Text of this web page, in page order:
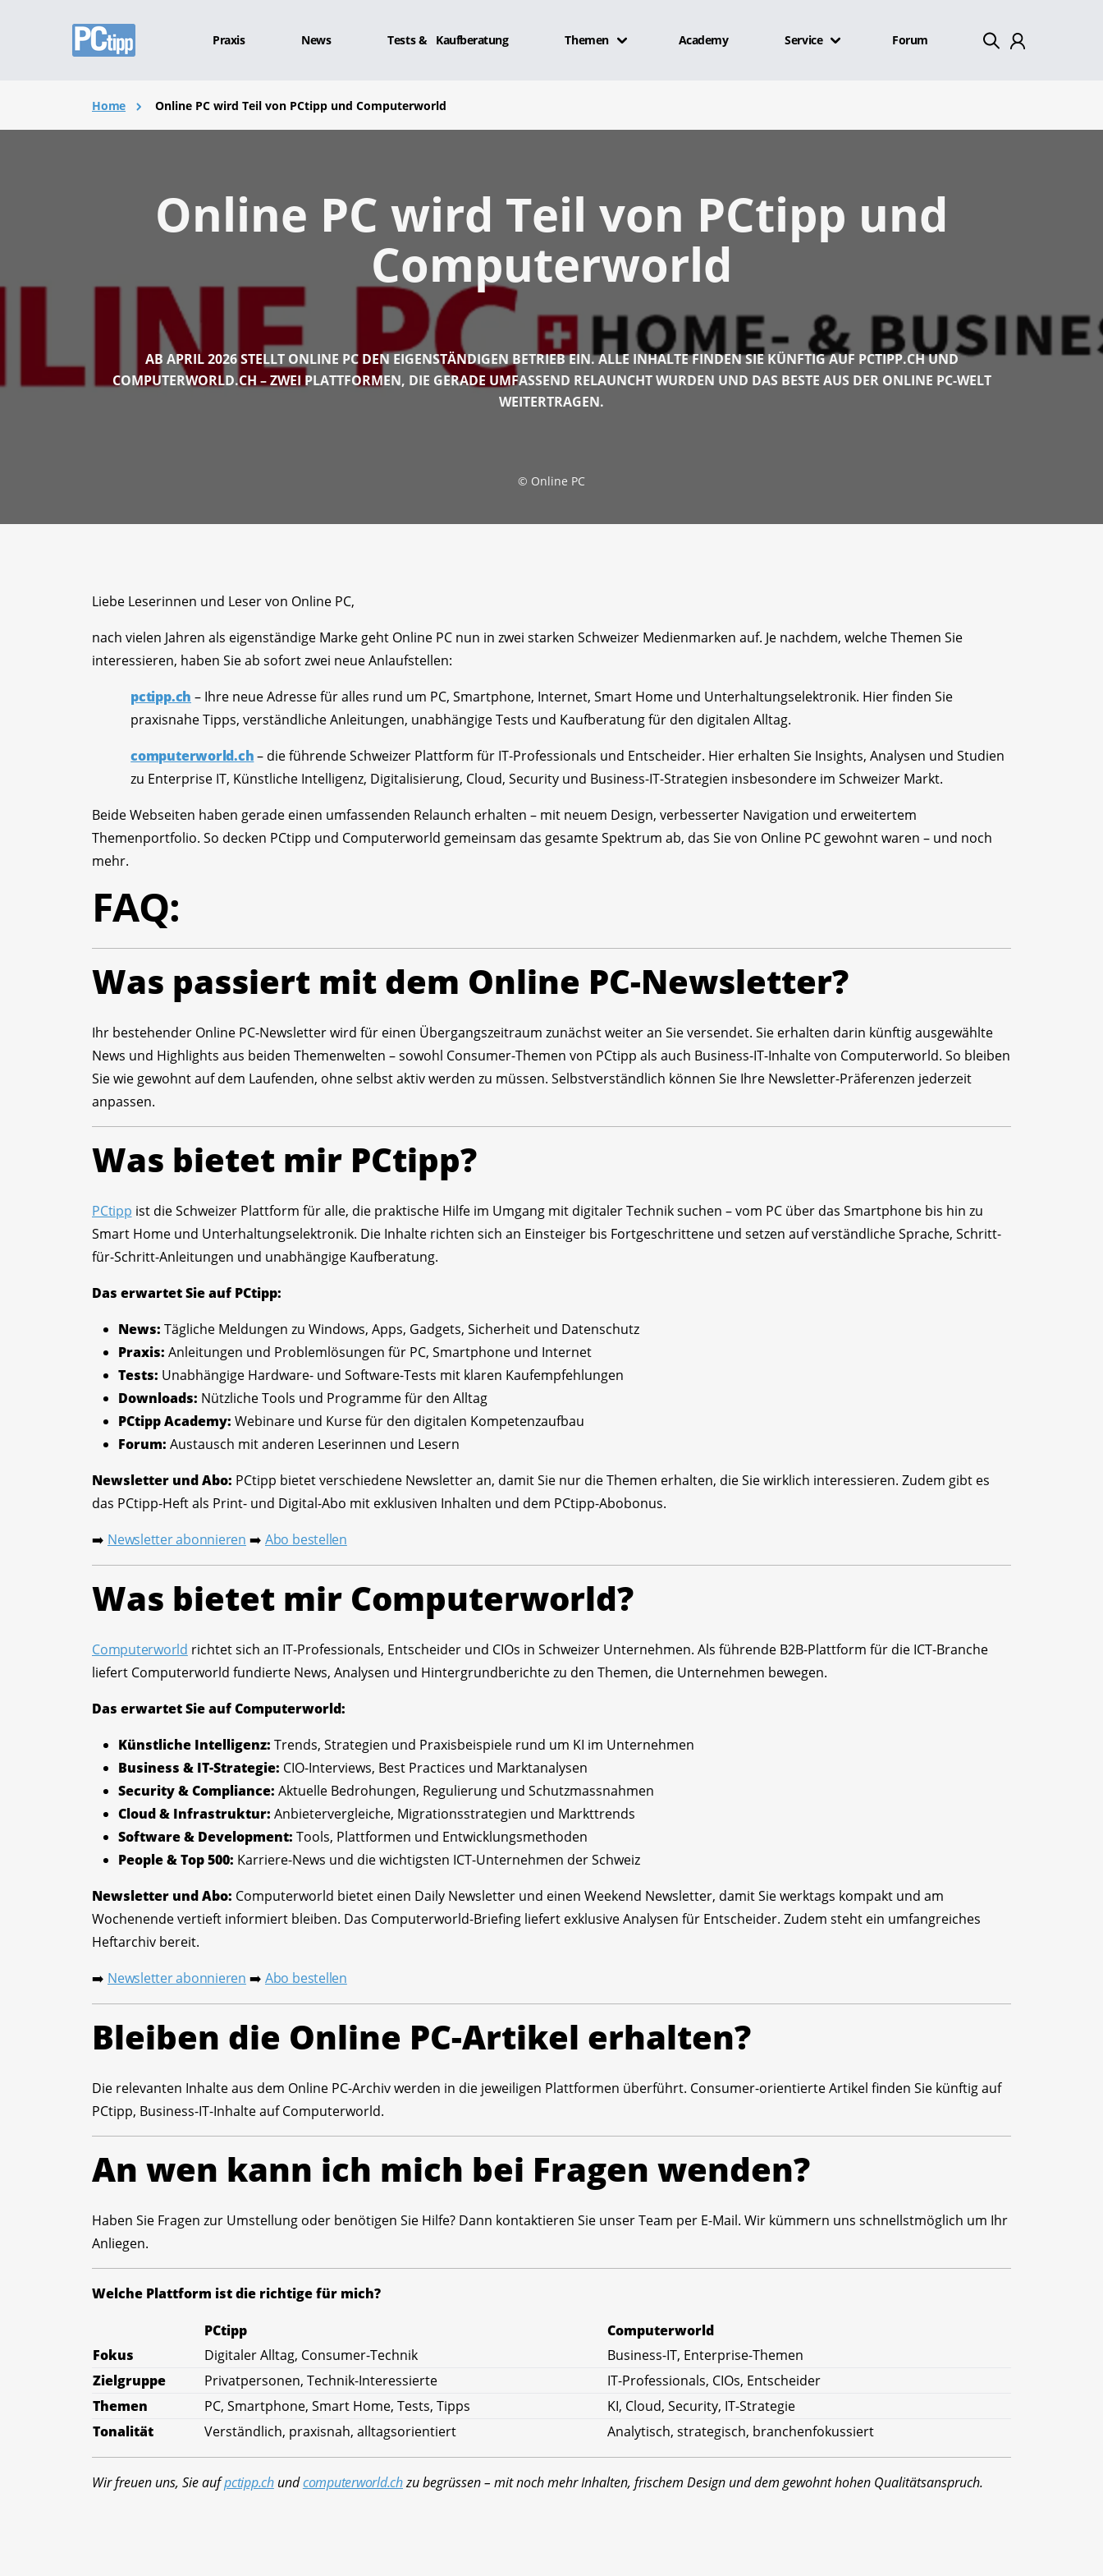
Praxis News Tests & Kaufberatung Themen Academy Service Forum
Home Online PC wird Teil von PCtipp und Computerworld
Online PC wird Teil von PCtipp und
Computerworld
AB APRIL 2026 STELLT ONLINE PC DEN EIGENSTÄNDIGEN BETRIEB EIN. ALLE INHALTE FINDEN SIE KÜNFTIG AUF PCTIPP.CH UND
COMPUTERWORLD.CH – ZWEI PLATTFORMEN, DIE GERADE UMFASSEND RELAUNCHT WURDEN UND DAS BESTE AUS DER ONLINE PC-WELT
WEITERTRAGEN.
© Online PC
Liebe Leserinnen und Leser von Online PC,
nach vielen Jahren als eigenständige Marke geht Online PC nun in zwei starken Schweizer Medienmarken auf. Je nachdem, welche Themen Sie
interessieren, haben Sie ab sofort zwei neue Anlaufstellen:
pctipp.ch – Ihre neue Adresse für alles rund um PC, Smartphone, Internet, Smart Home und Unterhaltungselektronik. Hier finden Sie
praxisnahe Tipps, verständliche Anleitungen, unabhängige Tests und Kaufberatung für den digitalen Alltag.
computerworld.ch– die führende Schweizer Plattform für IT-Professionals und Entscheider. Hier erhalten Sie Insights, Analysen und Studien
zu Enterprise IT, Künstliche Intelligenz, Digitalisierung, Cloud, Security und Business-IT-Strategien insbesondere im Schweizer Markt.
Beide Webseiten haben gerade einen umfassenden Relaunch erhalten – mit neuem Design, verbesserter Navigation und erweitertem
Themenportfolio. So decken PCtipp und Computerworld gemeinsam das gesamte Spektrum ab, das Sie von Online PC gewohnt waren – und noch
mehr.
FAQ:
Was passiert mit dem Online PC-Newsletter?
Ihr bestehender Online PC-Newsletter wird für einen Übergangszeitraum zunächst weiter an Sie versendet. Sie erhalten darin künftig ausgewählte
News und Highlights aus beiden Themenwelten – sowohl Consumer-Themen von PCtipp als auch Business-IT-Inhalte von Computerworld. So bleiben
Sie wie gewohnt auf dem Laufenden, ohne selbst aktiv werden zu müssen. Selbstverständlich können Sie Ihre Newsletter-Präferenzen jederzeit
anpassen.
Was bietet mir PCtipp?
PCtipp ist die Schweizer Plattform für alle, die praktische Hilfe im Umgang mit digitaler Technik suchen – vom PC über das Smartphone bis hin zu
Smart Home und Unterhaltungselektronik. Die Inhalte richten sich an Einsteiger bis Fortgeschrittene und setzen auf verständliche Sprache, Schritt-
für-Schritt-Anleitungen und unabhängige Kaufberatung.
Das erwartet Sie auf PCtipp:
News: Tägliche Meldungen zu Windows, Apps, Gadgets, Sicherheit und Datenschutz
Praxis: Anleitungen und Problemlösungen für PC, Smartphone und Internet
Tests: Unabhängige Hardware- und Software-Tests mit klaren Kaufempfehlungen
Downloads: Nützliche Tools und Programme für den Alltag
PCtipp Academy: Webinare und Kurse für den digitalen Kompetenzaufbau
Forum: Austausch mit anderen Leserinnen und Lesern
Newsletter und Abo: PCtipp bietet verschiedene Newsletter an, damit Sie nur die Themen erhalten, die Sie wirklich interessieren. Zudem gibt es
das PCtipp-Heft als Print- und Digital-Abo mit exklusiven Inhalten und dem PCtipp-Abobonus.
➡️ Newsletter abonnieren ➡️ Abo bestellen
Was bietet mir Computerworld?
Computerworld richtet sich an IT-Professionals, Entscheider und CIOs in Schweizer Unternehmen. Als führende B2B-Plattform für die ICT-Branche
liefert Computerworld fundierte News, Analysen und Hintergrundberichte zu den Themen, die Unternehmen bewegen.
Das erwartet Sie auf Computerworld:
Künstliche Intelligenz: Trends, Strategien und Praxisbeispiele rund um KI im Unternehmen
Business & IT-Strategie: CIO-Interviews, Best Practices und Marktanalysen
Security & Compliance: Aktuelle Bedrohungen, Regulierung und Schutzmassnahmen
Cloud & Infrastruktur: Anbietervergleiche, Migrationsstrategien und Markttrends
Software & Development: Tools, Plattformen und Entwicklungsmethoden
People & Top 500: Karriere-News und die wichtigsten ICT-Unternehmen der Schweiz
Newsletter und Abo: Computerworld bietet einen Daily Newsletter und einen Weekend Newsletter, damit Sie werktags kompakt und am
Wochenende vertieft informiert bleiben. Das Computerworld-Briefing liefert exklusive Analysen für Entscheider. Zudem steht ein umfangreiches
Heftarchiv bereit.
➡️ Newsletter abonnieren ➡️ Abo bestellen
Bleiben die Online PC-Artikel erhalten?
Die relevanten Inhalte aus dem Online PC-Archiv werden in die jeweiligen Plattformen überführt. Consumer-orientierte Artikel finden Sie künftig auf
PCtipp, Business-IT-Inhalte auf Computerworld.
An wen kann ich mich bei Fragen wenden?
Haben Sie Fragen zur Umstellung oder benötigen Sie Hilfe? Dann kontaktieren Sie unser Team per E-Mail. Wir kümmern uns schnellstmöglich um Ihr
Anliegen.
Welche Plattform ist die richtige für mich?
PCtipp
Computerworld
Fokus
Digitaler Alltag, Consumer-Technik
Business-IT, Enterprise-Themen
Zielgruppe
Privatpersonen, Technik-Interessierte
IT-Professionals, CIOs, Entscheider
Themen
PC, Smartphone, Smart Home, Tests, Tipps
KI, Cloud, Security, IT-Strategie
Tonalität
Verständlich, praxisnah, alltagsorientiert Analytisch, strategisch, branchenfokussiert
Wir freuen uns, Sie aufpctipp.chundcomputerworld.chzu begrüssen – mit noch mehr Inhalten, frischem Design und dem gewohnt hohen Qualitätsanspruch.